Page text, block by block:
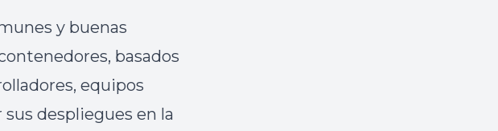
y buenas
basados
equipos
despliegues en la